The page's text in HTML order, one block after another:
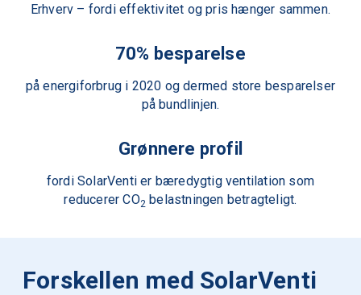
Erhverv – fordi effektivitet og pris hænger sammen.
70% besparelse
på energiforbrug i 2020 og dermed store besparelser
på bundlinjen.
Grønnere profil
fordi SolarVenti er bære­dygtig ventilation som
reducerer CO2 belastningen betragteligt.
Forskellen med SolarVenti